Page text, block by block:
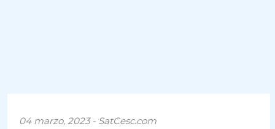
04 marzo, 2023 - SatCesc.com